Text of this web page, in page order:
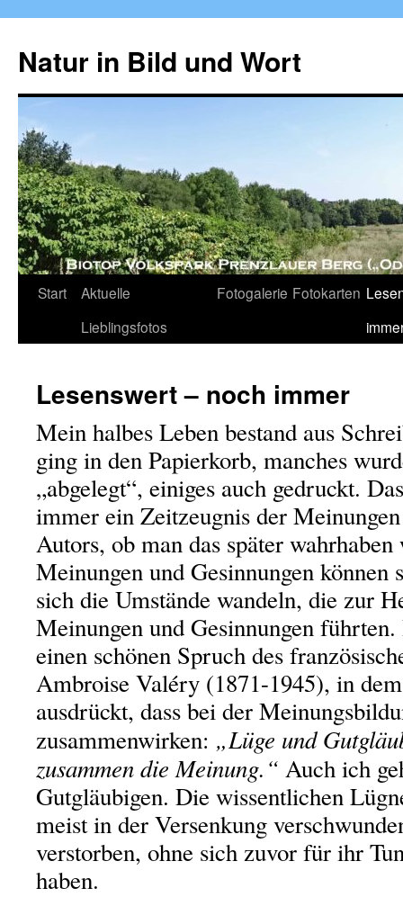
springen
Natur in Bild und Wort
Start
Aktuelle
Lieblingsfotos
Fotogalerie Fotokarten
Lesenswert – noch immer
Mein halbes Leben bestand aus
ging in den Papierkorb, manches
„abgelegt“, einiges auch gedruckt.
immer ein Zeitzeugnis der
Autors, ob man das später
Meinungen und Gesinnungen können
sich die Umstände wandeln, die zur
Meinungen und Gesinnungen
einen schönen Spruch des
Ambroise Valéry (1871-1945), in
ausdrückt, dass bei der
zusammenwirken: „Lüge und
zusammen die Meinung.“ Auch ich
Gutgläubigen. Die wissentlichen
meist in der Versenkung
verstorben, ohne sich zuvor für ihr
haben.